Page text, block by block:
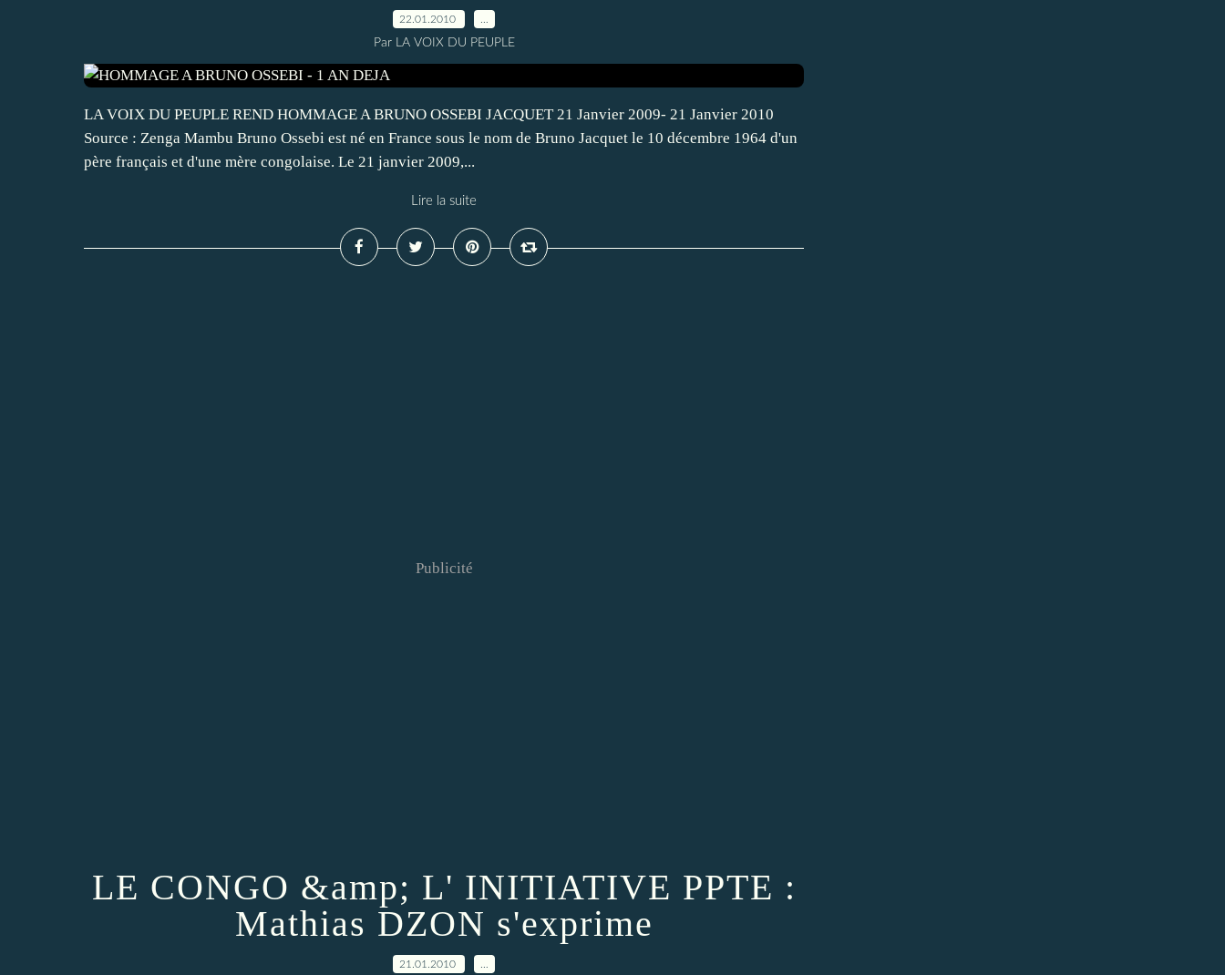
22.01.2010
Par LA VOIX DU PEUPLE
LA VOIX DU PEUPLE REND HOMMAGE A BRUNO OSSEBI JACQUET 21 Janvier 2009- 21 Janvier 2010
Source : Zenga Mambu Bruno Ossebi est né en France sous le nom de Bruno Jacquet le 10 décembre 1964 d'un
père français et d'une mère congolaise. Le 21 janvier 2009,...
Lire la suite
Publicité
LE CONGO &amp; L' INITIATIVE PPTE :
Mathias DZON s'exprime
21.01.2010